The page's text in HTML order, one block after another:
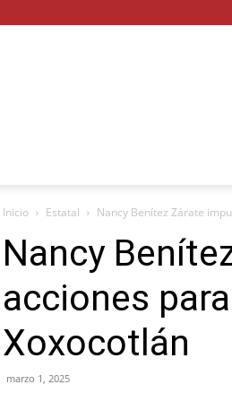
Inicio Estatal Nancy Benítez Zárate
Nancy
acciones
Xoxocotlán
marzo 1, 2025